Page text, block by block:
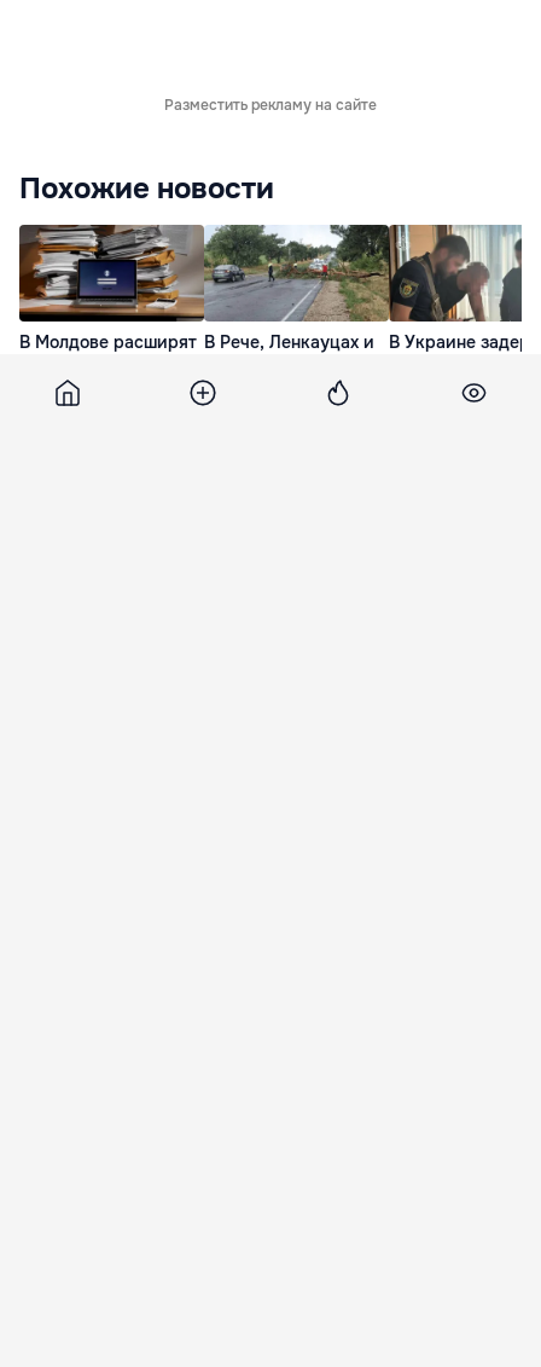
Разместить рекламу на сайте
Похожие новости
В Молдове расширят
архива для бизнеса
В Рече, Ленкауцах и
заблокированные
трассы расчистили
В Украине
Молдовы:
банковским